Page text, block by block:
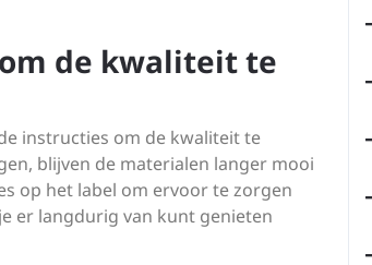
de kwaliteit te
instructies om de kwaliteit te
blijven de materialen langer mooi
op het label om ervoor te zorgen
er langdurig van kunt genieten